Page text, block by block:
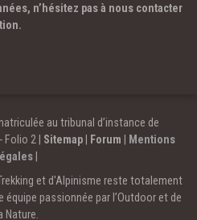
n’hésitez pas à nous contacter
au tribunal d’instance de
2 | Sitemap| Forum
Mentions
et d'Alpinisme reste totalement
équipe passionnée par l’Outdoor et de
Nature.